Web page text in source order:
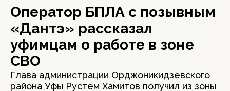
Оператор БПЛА с позывным
«Дантэ» рассказал
уфимцам о работе в зоне
СВО
Глава администрации Орджоникидзевского
района Уфы Рустем Хамитов получил из зоны